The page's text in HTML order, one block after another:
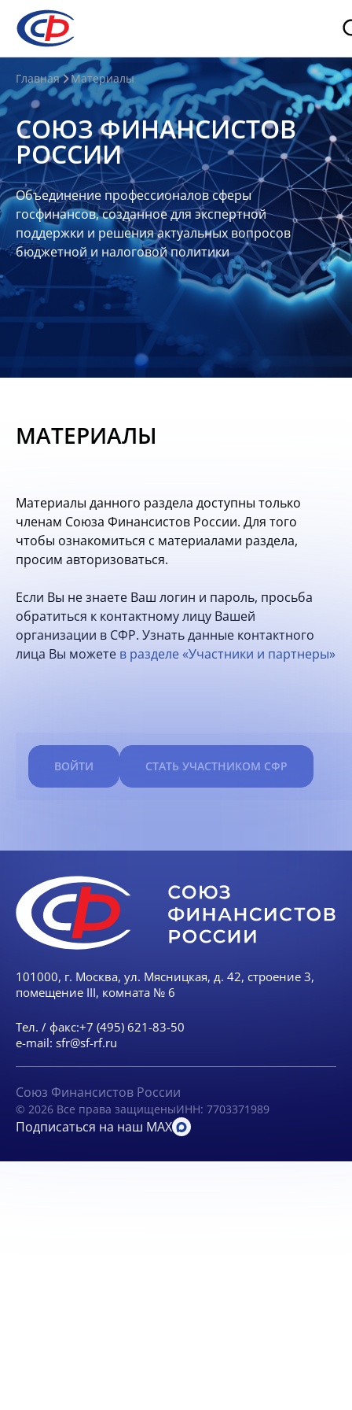
О
нас
О
СФР
Совет
Союза
Участники
Планы
отчеты
Контакты
Материалы
опытом
Вступить
Главная Материалы
СОЮЗ ФИНАНСИСТОВ
РОССИИ
Объединение профессионалов сферы
госфинансов, созданное для экспертной
поддержки и решения актуальных вопросов
бюджетной и налоговой политики
МАТЕРИАЛЫ
Материалы данного раздела доступны только
членам Союза Финансистов России. Для того
чтобы ознакомиться с материалами раздела,
просим авторизоваться.
Если Вы не знаете Ваш логин и пароль, просьба
обратиться к контактному лицу Вашей
организации в СФР. Узнать данные контактного
лица Вы можете в разделе «Участники и партнеры»
ВОЙТИ СТАТЬ УЧАСТНИКОМ СФР
101000, г. Москва, ул. Мясницкая, д. 42, строение 3,
помещение III, комната № 6
Тел. / факс:+7 (495) 621-83-50
e-mail: sfr@sf-rf.ru
Союз Финансистов России
© 2026 Все права защищеныИНН: 7703371989
Подписаться на наш MAX